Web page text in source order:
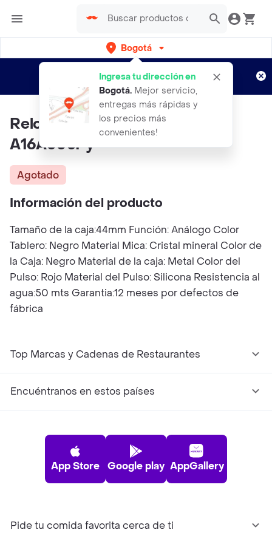
Bogotá
Ingresa tu dirección en
Bogotá. Mejor servicio,
entregas más rápidas y
los precios más
convenientes!
envíos gratis por semanas
Aplican TyC
Reloj Q&Q Coleccion De Lujo
A16A503Py
Agotado
Información del producto
Tamaño de la caja:44mm Función: Análogo Color
Tablero: Negro Material Mica: Cristal mineral Color de
la Caja: Negro Material de la caja: Metal Color del
Pulso: Rojo Material del Pulso: Silicona Resistencia al
agua:50 mts Garantia:12 meses por defectos de
fábrica
Top Marcas y Cadenas de Restaurantes
Encuéntranos en estos países
App Store Google play AppGallery
Pide tu comida favorita cerca de ti